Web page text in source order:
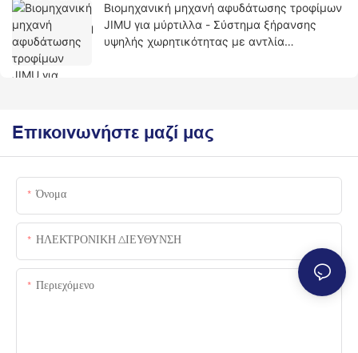
Βιομηχανική μηχανή αφυδάτωσης τροφίμων
JIMU για μύρτιλλα - Σύστημα ξήρανσης
υψηλής χωρητικότητας με αντλία
Επικοινωνήστε μαζί μας
Όνομα
ΗΛΕΚΤΡΟΝΙΚΗ ΔΙΕΥΘΥΝΣΗ
Περιεχόμενο